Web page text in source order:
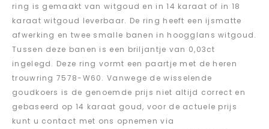
ring is gemaakt van witgoud en in 14 karaat of in 18
karaat witgoud leverbaar. De ring heeft een ijsmatte
afwerking en twee smalle banen in hoogglans witgoud.
Tussen deze banen is een briljantje van 0,03ct
ingelegd. Deze ring vormt een paartje met de heren
trouwring 7578-W60. Vanwege de wisselende
goudkoers is de genoemde prijs niet altijd correct en
gebaseerd op 14 karaat goud, voor de actuele prijs
kunt u contact met ons opnemen via